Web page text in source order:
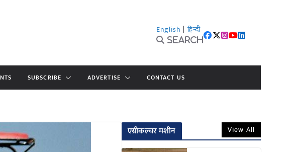
English | हिन्दी
Search
SUBSCRIBE ADVERTISE CONTACT US
एग्रीकल्चर मशीन View All